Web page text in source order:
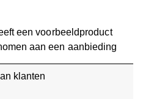
een voorbeeldproduct
aan een aanbieding
klanten